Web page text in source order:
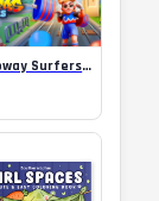
Subway Surfers Summer Games in Paris